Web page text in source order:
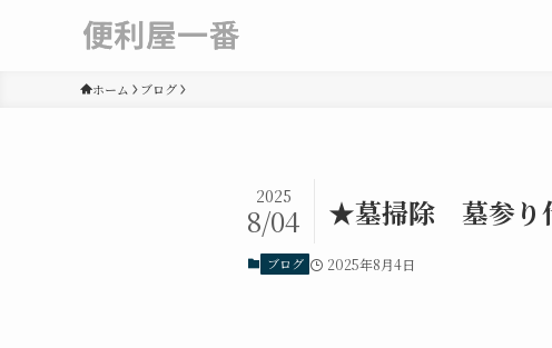
ホーム ブログ
★墓掃除 墓参り
2025
8/04
ブログ 2025年8月4日